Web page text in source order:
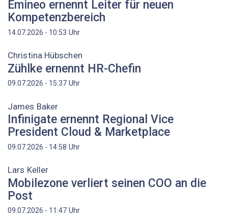
Emineo ernennt Leiter für neuen
Kompetenzbereich
14.07.2026 - 10:53 Uhr
Christina Hübschen
Zühlke ernennt HR-Chefin
09.07.2026 - 15:37 Uhr
James Baker
Infinigate ernennt Regional Vice
President Cloud & Marketplace
09.07.2026 - 14:58 Uhr
Lars Keller
Mobilezone verliert seinen COO an die
Post
09.07.2026 - 11:47 Uhr